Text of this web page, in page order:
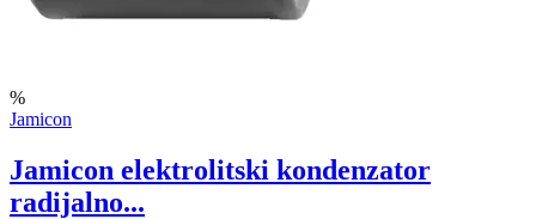
%
Jamicon
Jamicon elektrolitski kondenzator
radijalno...